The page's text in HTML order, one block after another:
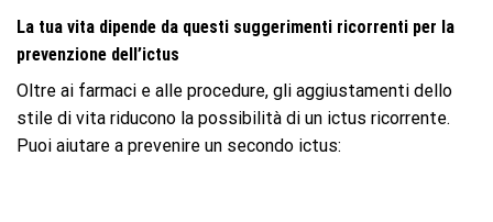
La tua vita dipende da questi suggerimenti ricorrenti per la
prevenzione dell’ictus
Oltre ai farmaci e alle procedure, gli aggiustamenti dello
stile di vita riducono la possibilità di un ictus ricorrente.
Puoi aiutare a prevenire un secondo ictus: